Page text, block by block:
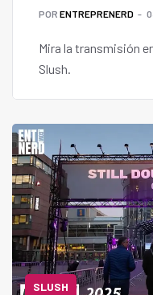
POR ENTREPRENERD
Mira la transmisión
Slush.
SLUSH